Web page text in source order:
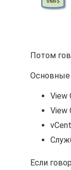
Потом
Основные
View
View
Если